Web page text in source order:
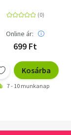
Online ár:
699 Ft
Kosárba
7 - 10 munkanap